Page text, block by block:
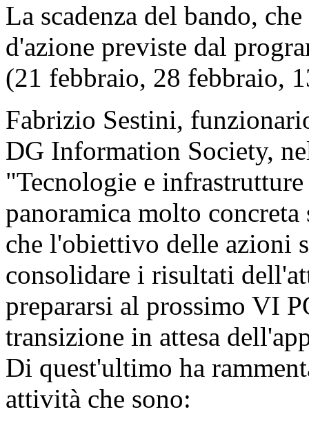
La scadenza del bando,
d'azione previste dal
(21 febbraio, 28 febbraio,
Fabrizio Sestini,
DG Information Society,
"Tecnologie e
panoramica molto
che l'obiettivo delle azioni
consolidare i risultati
prepararsi al prossimo VI
transizione in attesa
Di quest'ultimo ha
attività che sono: